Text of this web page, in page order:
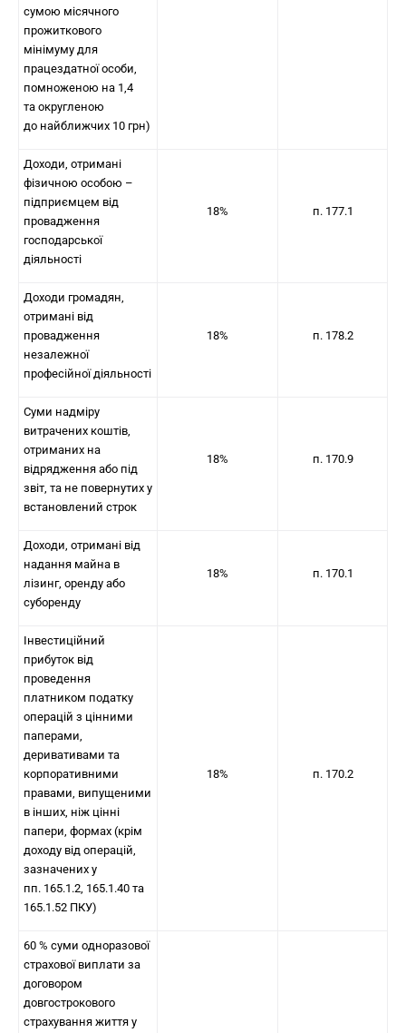
сумою місячного
прожиткового
мінімуму для
працездатної особи,
помноженою на 1,4
та округленою
до найближчих 10 грн)
Доходи, отримані
фізичною особою –
підприємцем від
провадження
господарської
діяльності
18% п. 177.1
Доходи громадян,
отримані від
провадження
незалежної
професійної діяльності
18% п. 178.2
Суми надміру
витрачених коштів,
отриманих на
відрядження або під
звіт, та не повернутих у
встановлений строк
18% п. 170.9
Доходи, отримані від
надання майна в
лізинг, оренду або
суборенду
18% п. 170.1
Інвестиційний
прибуток від
проведення
платником податку
операцій з цінними
паперами,
деривативами та
корпоративними
правами, випущеними
в інших, ніж цінні
папери, формах (крім
доходу від операцій,
зазначених у
пп. 165.1.2, 165.1.40 та
165.1.52 ПКУ)
18% п. 170.2
60 % суми одноразової
страхової виплати за
договором
довгострокового
страхування життя у